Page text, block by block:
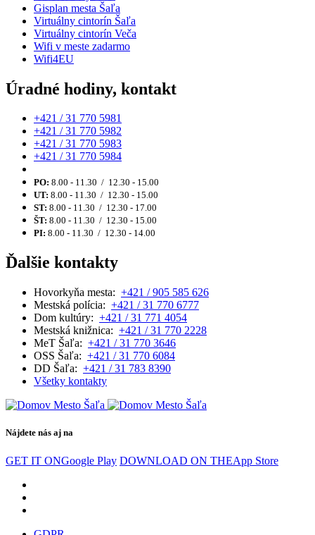
Gisplan mesta Šaľa
Virtuálny cintorín Šaľa
Virtuálny cintorín Veča
Wifi v meste zadarmo
Wifi4EU
Úradné hodiny, kontakt
+421 / 31 770 5981
+421 / 31 770 5982
+421 / 31 770 5983
+421 / 31 770 5984
PO: 8.00 - 11.30 / 12.30 - 15.00
UT: 8.00 - 11.30 / 12.30 - 15.00
ST: 8.00 - 11.30 / 12.30 - 17.00
ŠT: 8.00 - 11.30 / 12.30 - 15.00
PI: 8.00 - 11.30 / 12.30 - 14.00
Ďalšie kontakty
Hovorkyňa mesta: +421 / 905 585 626
Mestská polícia: +421 / 31 770 6777
Dom kultúry: +421 / 31 771 4054
Mestská knižnica: +421 / 31 770 2228
MeT Šaľa: +421 / 31 770 3646
OSS Šaľa: +421 / 31 770 6084
DD Šaľa: +421 / 31 783 8390
Všetky kontakty
Nájdete nás aj na
GET IT ONGoogle Play DOWNLOAD ON THEApp Store